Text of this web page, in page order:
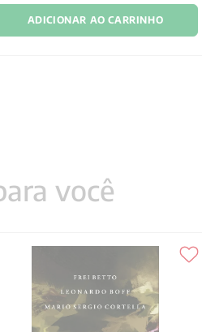
ADICIONAR AO CARRINHO
você